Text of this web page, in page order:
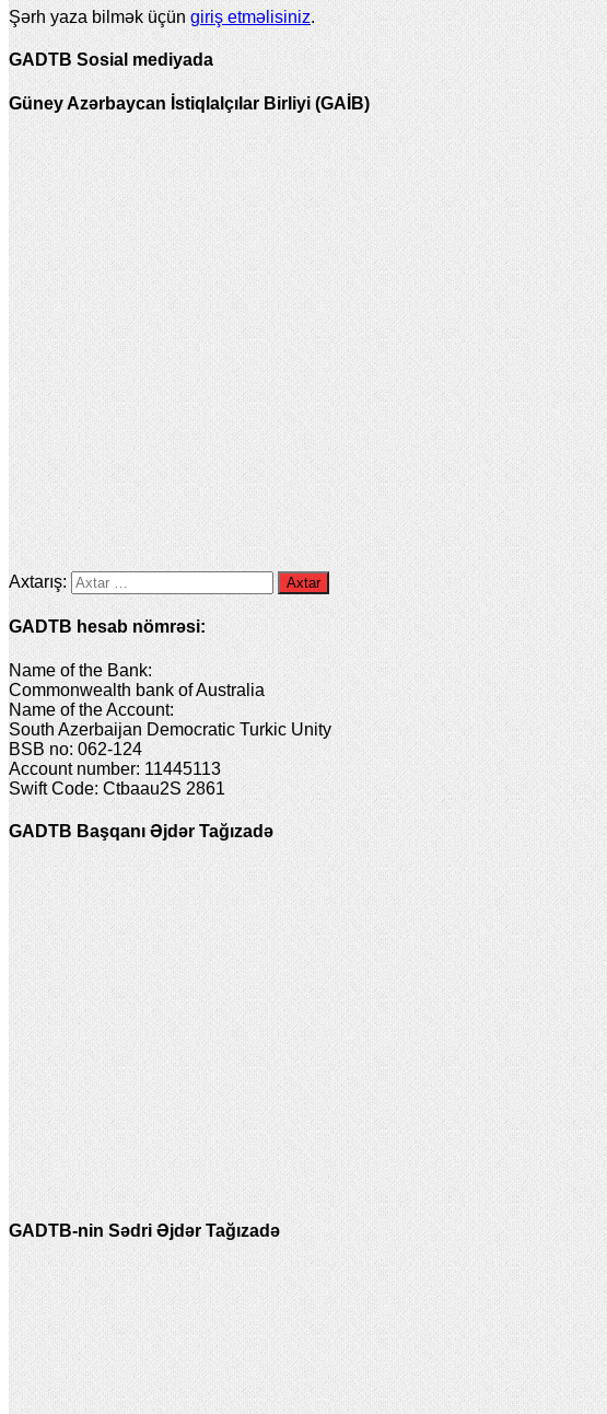
Şərh yaza bilmək üçüngiriş etməlisiniz.
GADTB Sosial mediyada
Güney Azərbaycan İstiqlalçılar Birliyi (GAİB)
Axtarış:
GADTB hesab nömrəsi:
Name of the Bank:
Commonwealth bank of Australia
Name of the Account:
South Azerbaijan Democratic Turkic Unity
BSB no: 062-124
Account number: 11445113
Swift Code: Ctbaau2S 2861
GADTB Başqanı Əjdər Tağızadə
GADTB-nin Sədri Əjdər Tağızadə